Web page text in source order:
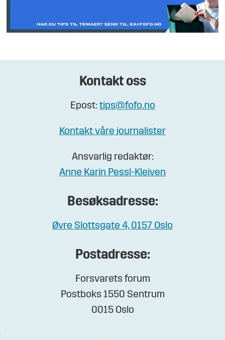
Kontakt oss
Epost: tips@fofo.no
Kontakt våre journalister
Ansvarlig redaktør:
Anne Karin Pessl-Kleiven
Besøksadresse:
Øvre Slottsgate 4, 0157 Oslo
Postadresse:
Forsvarets forum
Postboks 1550 Sentrum
0015 Oslo